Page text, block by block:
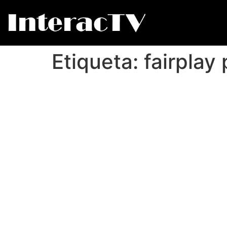
Etiqueta: fairplay